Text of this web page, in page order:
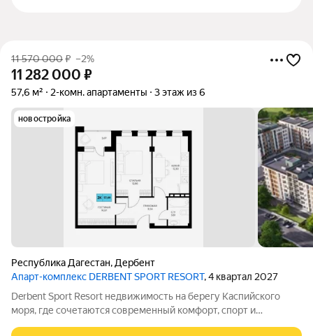
11 570 000₽ –2%
11 282 000 ₽
57,6 м² 2-комн. апартаменты 3 этаж из 6
новостройка
Республика Дагестан, Дербент
Апарт-комплекс DERBENT SPORT RESORT, 4 квартал 2027
Derbent Sport Resort недвижимость на берегу Каспийского
моря, где сочетаются современный комфорт, спорт и